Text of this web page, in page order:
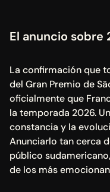
El anuncio sobre
La confirmación que
del Gran Premio de
oficialmente que
la temporada 2026.
constancia y la
Anunciarlo tan cerca
público
de los más